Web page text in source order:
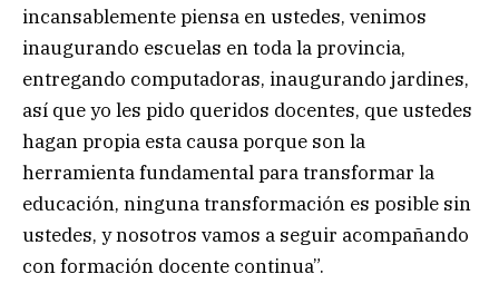
incansablemente piensa en ustedes, venimos
inaugurando escuelas en toda la provincia,
entregando computadoras, inaugurando jardines,
así que yo les pido queridos docentes, que ustedes
hagan propia esta causa porque son la
herramienta fundamental para transformar la
educación, ninguna transformación es posible sin
ustedes, y nosotros vamos a seguir acompañando
con formación docente continua”.